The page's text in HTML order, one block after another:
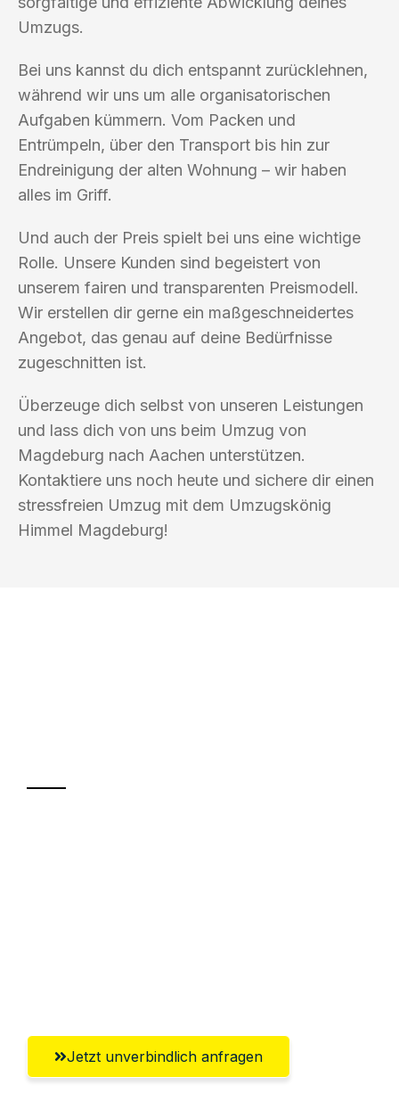
Umzugs.
Bei uns kannst du dich entspannt zurücklehnen,
während wir uns um alle organisatorischen
Aufgaben kümmern. Vom Packen und
Entrümpeln, über den Transport bis hin zur
Endreinigung der alten Wohnung – wir haben
alles im Griff.
Und auch der Preis spielt bei uns eine wichtige
Rolle. Unsere Kunden sind begeistert von
unserem fairen und transparenten Preismodell.
Wir erstellen dir gerne ein maßgeschneidertes
Angebot, das genau auf deine Bedürfnisse
zugeschnitten ist.
Überzeuge dich selbst von unseren Leistungen
und lass dich von uns beim Umzug von
Magdeburg nach Aachen unterstützen.
Kontaktiere uns noch heute und sichere dir einen
stressfreien Umzug mit dem Umzugskönig
Himmel Magdeburg!
Jetzt unverbindlich anfragen